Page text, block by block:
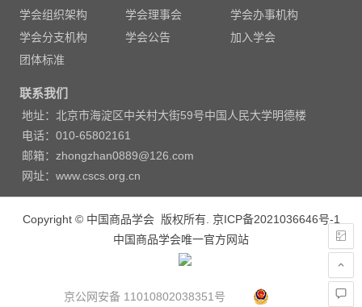
学会组织架构
学会理事会
学会办事机构
学会分支机构
学会公告
加入学会
团体标准
联系我们
地址：北京市海淀区中关村大街59号中国人民大学明德楼
电话：010-65802161
邮箱：zhongzhan0889@126.com
网址：www.cscs.org.cn
Copyright © 中国商品学会 版权所有. 京ICP备2021036646号-1
中国商品学会唯一官方网站
京公网安备 11010802038351号